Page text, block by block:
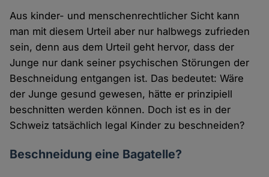
Aus kinder- und menschenrechtlicher Sicht kann
man mit diesem Urteil aber nur halbwegs zufrieden
sein, denn aus dem Urteil geht hervor, dass der
Junge nur dank seiner psychischen Störungen der
Beschneidung entgangen ist. Das bedeutet: Wäre
der Junge gesund gewesen, hätte er prinzipiell
beschnitten werden können. Doch ist es in der
Schweiz tatsächlich legal Kinder zu beschneiden?
Beschneidung eine Bagatelle?